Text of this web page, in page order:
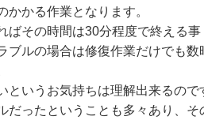
かる作業となります。
ばその時間は30分程度で終える事
ブルの場合は修復作業だけでも数
というお気持ちは理解出来るので
だったということも多々あり、そ